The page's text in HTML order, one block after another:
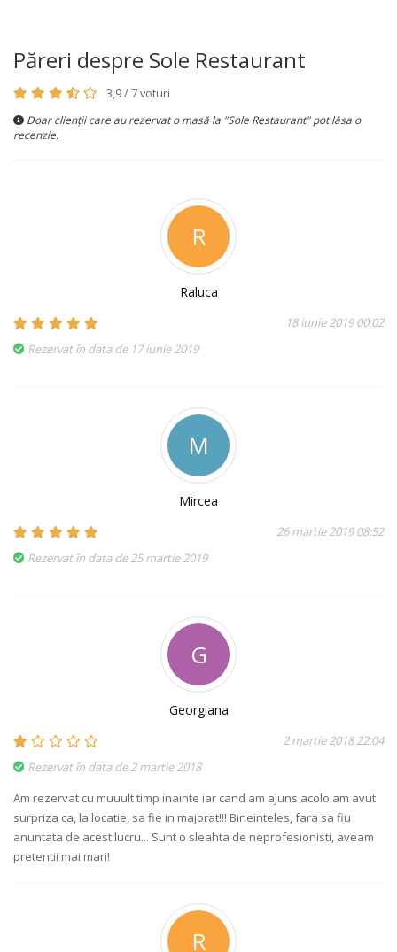
Păreri despre Sole Restaurant
3,9 / 7 voturi
Doar clienții care au rezervat o masă la "Sole Restaurant" pot lăsa o
recenzie.
R
Raluca
18 iunie 2019 00:02
Rezervat în data de 17 iunie 2019
M
Mircea
26 martie 2019 08:52
Rezervat în data de 25 martie 2019
G
Georgiana
2 martie 2018 22:04
Rezervat în data de 2 martie 2018
Am rezervat cu muuult timp inainte iar cand am ajuns acolo am avut
surpriza ca, la locatie, sa fie in majorat!!! Bineinteles, fara sa fiu
anuntata de acest lucru... Sunt o sleahta de neprofesionisti, aveam
pretentii mai mari!
R